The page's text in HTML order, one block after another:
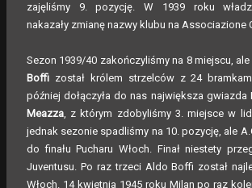
zajęliśmy 9. pozycję. W 1939 roku
nakazały zmianę nazwy klubu na Associazione
Sezon 1939/40 zakończyliśmy na 8 miejscu,
Boffi został królem strzelców z 24
później dołączyła do nas największa gwiazda
Meazza, z którym zdobyliśmy 3. miejsce w
jednak sezonie spadliśmy na 10. pozycję, ale
do finału Pucharu Włoch. Finał niestety
Juventusu. Po raz trzeci Aldo Boffi został
Włoch. 14 kwietnia 1945 roku Milan po raz